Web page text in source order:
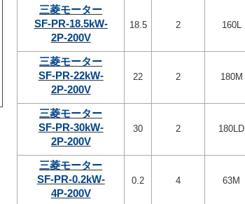
三菱モーター
SF-PR-18.5kW-
2P-200V
18.5 2 160L
三菱モーター
SF-PR-22kW-
2P-200V
22 2 180M
三菱モーター
SF-PR-30kW-
2P-200V
30 2 180LD
三菱モーター
SF-PR-0.2kW-
4P-200V
0.2 4 63M